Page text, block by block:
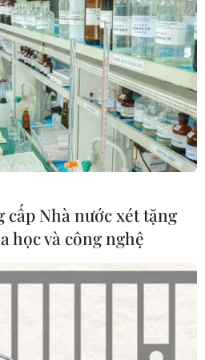
mưa to, có nơi mưa rất to và
khả năng xảy ra lốc, sét, mưa
Nhà nước xét tặng
học và công nghệ